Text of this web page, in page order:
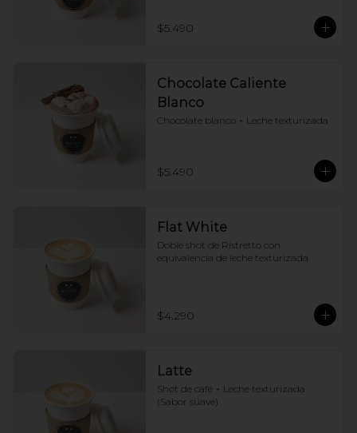
$5.490
Chocolate Caliente
Blanco
Chocolate blanco + Leche texturizada
$5.490
Flat White
Doble shot de Ristretto con
equivalencia de leche texturizada
$4.290
Latte
Shot de café + Leche texturizada
(Sabor suave)